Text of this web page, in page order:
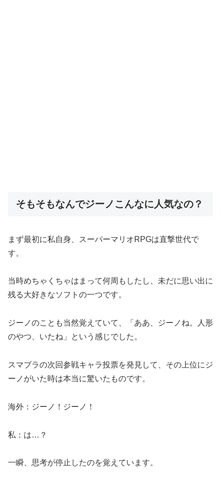
そもそもなんでジーノこんなに人気なの？
まず最初に私自身、スーパーマリオRPGは直撃世代で
す。
当時めちゃくちゃはまって何周もしたし、未だに思い出に
残る大好きなソフトの一つです。
ジーノのことも当然覚えていて、「ああ、ジーノね。人形
のやつ、いたね」という感じでした。
スマブラの次回参戦キャラ投票を発見して、その上位にジ
ーノがいた時は本当に驚いたものです。
海外：ジーノ！ジーノ！
私：は…？
一瞬、思考が停止したのを覚えています。